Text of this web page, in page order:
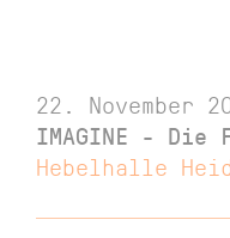
22. November
IMAGINE -
Hebelhalle